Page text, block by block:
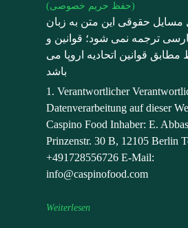
(حفظ حریم خصوصی)
مسایل حقوقی این متن به زبان
ترجمه نمی شود؛ قوانین و
مطابق قوانین اتحادیه اروپا می
باشد
1. Verantwortlicher
Datenverarbeitung auf dieser
Caspino Food Inhaber: E.
Prinzenstr. 30 B, 12105 Berlin
+491728556726 E-Mail:
info@caspinofood.com
Weiterlesen